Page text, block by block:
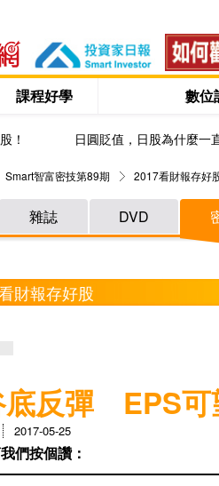
課程好學 數位
！ 日圓貶值，日股為什麼一
Smart智富密技第89期 2017看財報存好
雜誌 DVD
財報存好股
底反彈 EPS可
2017-05-25
們按個讚：